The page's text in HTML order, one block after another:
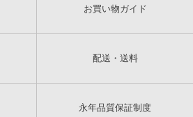
お買い物ガイド
配送・送料
永年品質保証制度